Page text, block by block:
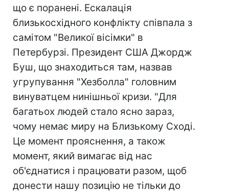
що є поранені. Ескалація
близькосхідного конфлікту співпала з
самітом "Великої вісімки" в
Петербурзі. Президент США Джордж
Буш, що знаходиться там, назвав
угрупування "Хезболла" головним
винуватцем нинішньої кризи. "Для
багатьох людей стало ясно зараз,
чому немає миру на Близькому Сході.
Це момент прояснення, а також
момент, який вимагає від нас
об'єднатися і працювати разом, щоб
донести нашу позицію не тільки до